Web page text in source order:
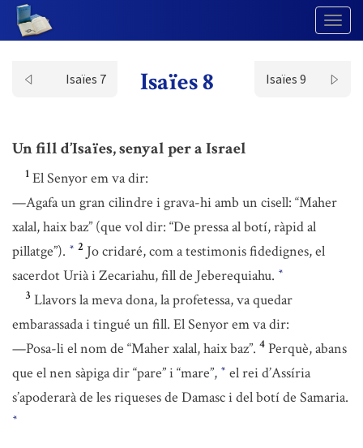
Isaïes 7 Isaïes 8 Isaïes 9
Un fill d’Isaïes, senyal per a Israel
1 El Senyor em va dir:
—Agafa un gran cilindre i grava-hi amb un cisell: “Maher
xalal, haix baz” (que vol dir: “De pressa al botí, ràpid al
pillatge”). * 2 Jo cridaré, com a testimonis fidedignes, el
sacerdot Urià i Zecariahu, fill de Jeberequiahu. *
3 Llavors la meva dona, la profetessa, va quedar
embarassada i tingué un fill. El Senyor em va dir:
—Posa-li el nom de “Maher xalal, haix baz”. 4 Perquè, abans
que el nen sàpiga dir “pare” i “mare”, * el rei d’Assíria
s’apoderarà de les riqueses de Damasc i del botí de Samaria.
*